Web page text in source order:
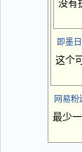
没有
即墨
这个
网易粉
最少